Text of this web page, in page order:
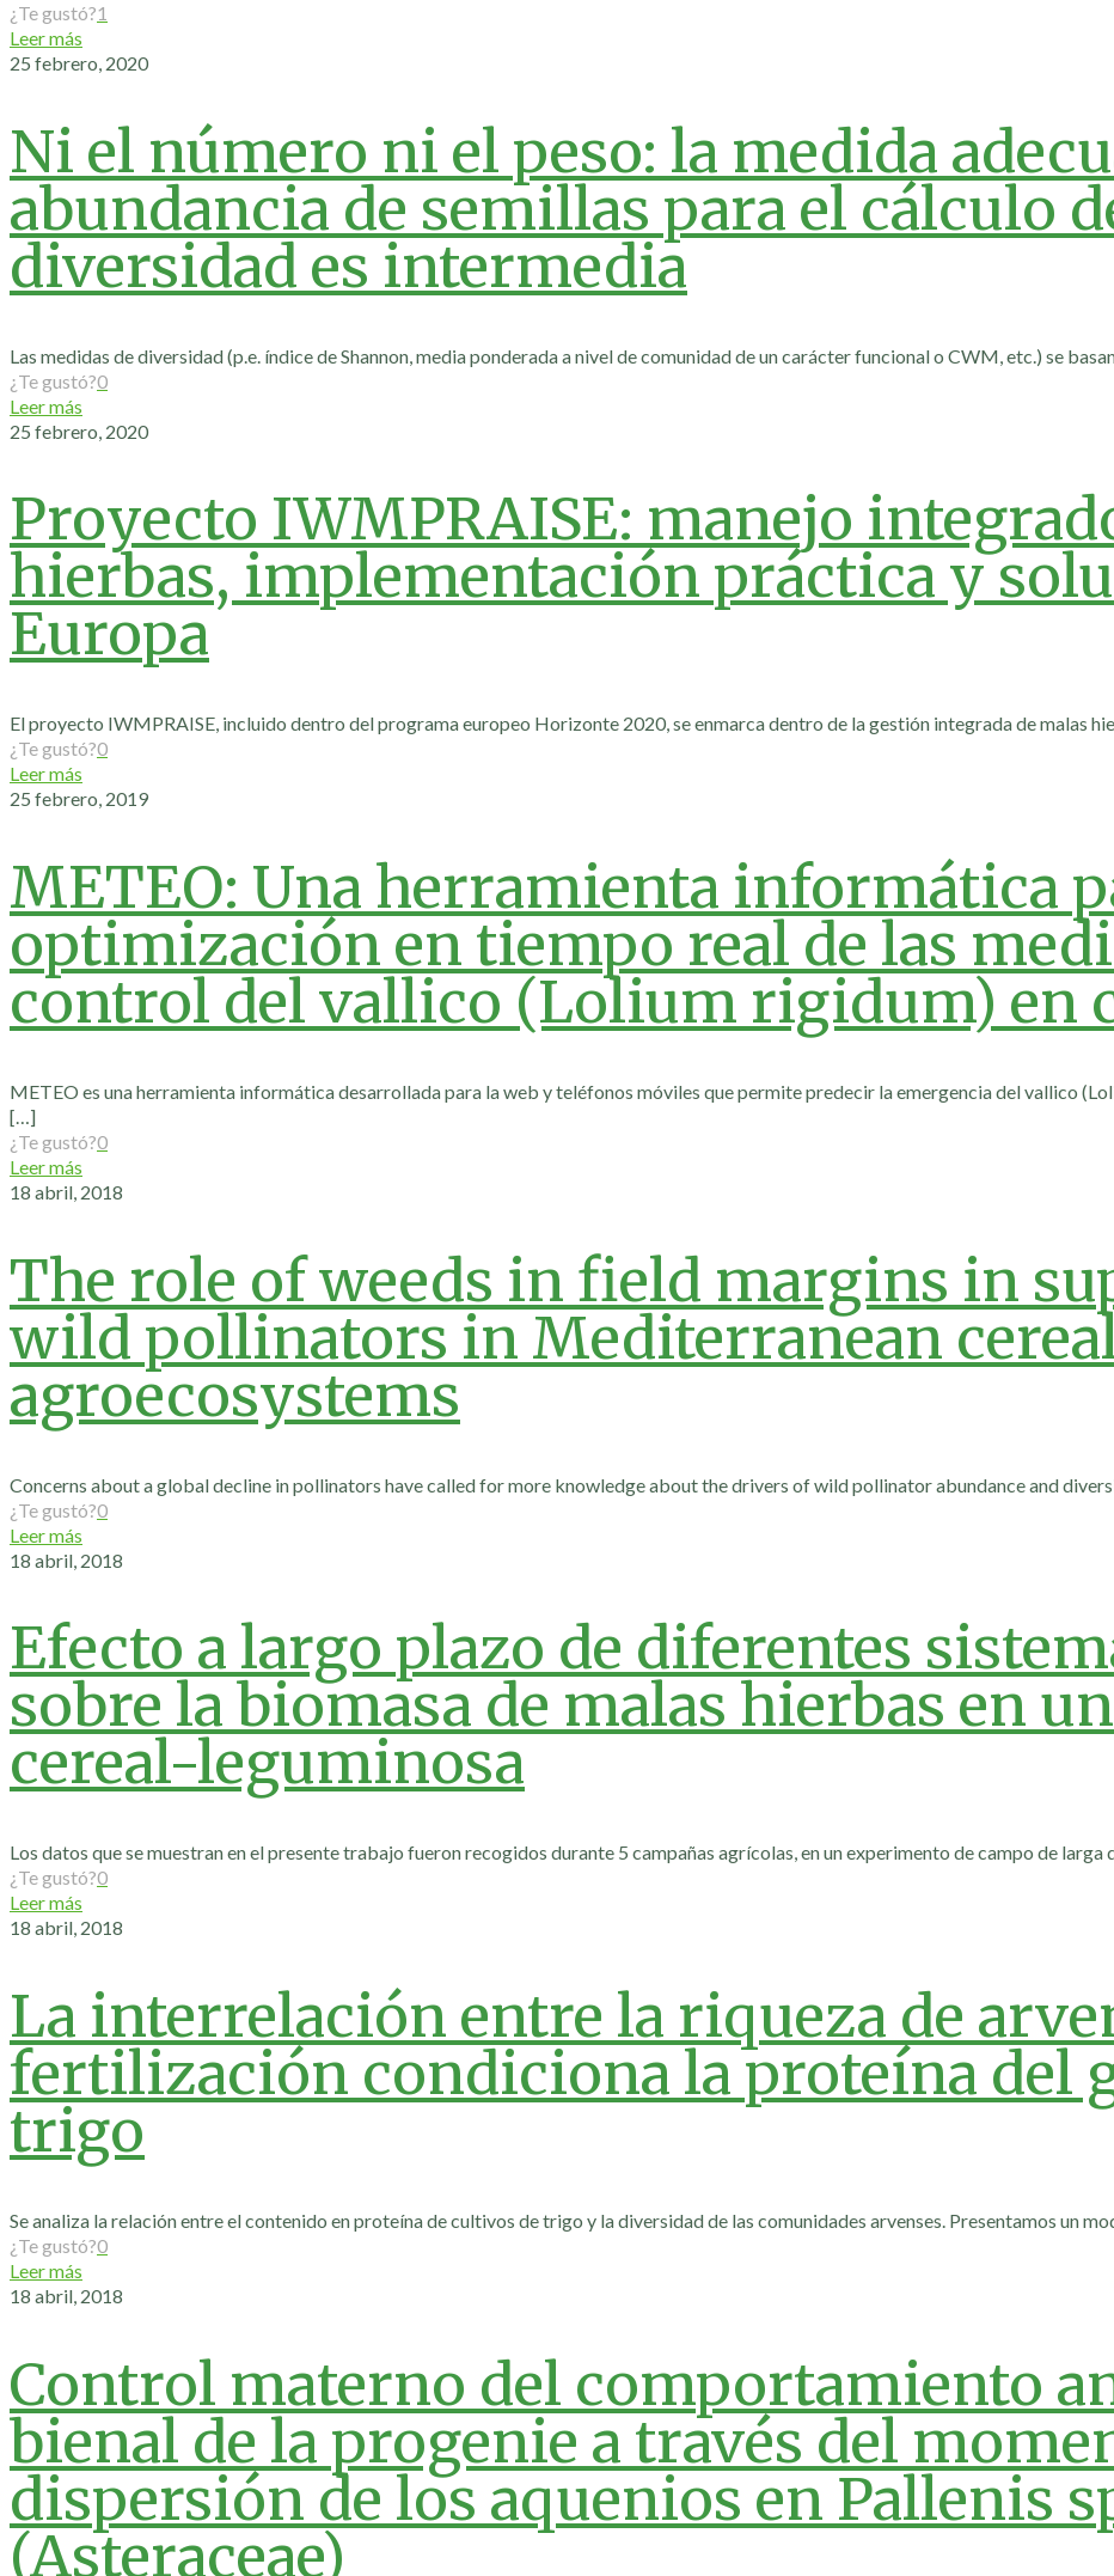
¿Te gustó?1
Leer más
25 febrero, 2020
Ni el número ni el peso: la medida
abundancia de semillas para el cálculo
diversidad es intermedia
Las medidas de diversidad (p.e. índice de Shannon, media ponderada a nivel de comunidad de un carácter funcional o CWM, etc.) se
¿Te gustó?0
Leer más
25 febrero, 2020
Proyecto IWMPRAISE: manejo
hierbas, implementación práctica y
Europa
El proyecto IWMPRAISE, incluido dentro del programa europeo Horizonte 2020, se enmarca dentro de la gestión integrada de malas
¿Te gustó?0
Leer más
25 febrero, 2019
METEO: Una herramienta informática
optimización en tiempo real de las
control del vallico (Lolium rigidum) en
METEO es una herramienta informática desarrollada para la web y teléfonos móviles que permite predecir la emergencia del vallico
[…]
¿Te gustó?0
Leer más
18 abril, 2018
The role of weeds in field margins in
wild pollinators in Mediterranean
agroecosystems
Concerns about a global decline in pollinators have called for more knowledge about the drivers of wild pollinator abundance and
¿Te gustó?0
Leer más
18 abril, 2018
Efecto a largo plazo de diferentes
sobre la biomasa de malas hierbas en
cereal-leguminosa
Los datos que se muestran en el presente trabajo fueron recogidos durante 5 campañas agrícolas, en un experimento de campo de larga
¿Te gustó?0
Leer más
18 abril, 2018
La interrelación entre la riqueza de
fertilización condiciona la proteína del
trigo
Se analiza la relación entre el contenido en proteína de cultivos de trigo y la diversidad de las comunidades arvenses. Presentamos un
¿Te gustó?0
Leer más
18 abril, 2018
Control materno del comportamiento
bienal de la progenie a través del
dispersión de los aquenios en Pallenis
(Asteraceae)